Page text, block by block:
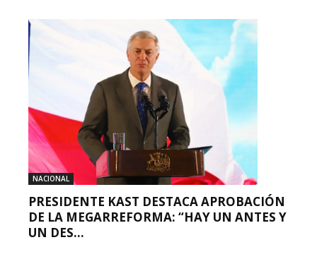
NACIONAL
PRESIDENTE KAST DESTACA APROBACIÓN
DE LA MEGARREFORMA: “HAY UN ANTES Y
UN DES...